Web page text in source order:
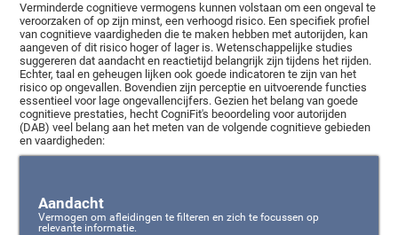
Verminderde cognitieve vermogens kunnen volstaan om een ongeval te
veroorzaken of op zijn minst, een verhoogd risico. Een specifiek profiel
van cognitieve vaardigheden die te maken hebben met autorijden, kan
aangeven of dit risico hoger of lager is. Wetenschappelijke studies
suggereren dat aandacht en reactietijd belangrijk zijn tijdens het rijden.
Echter, taal en geheugen lijken ook goede indicatoren te zijn van het
risico op ongevallen. Bovendien zijn perceptie en uitvoerende functies
essentieel voor lage ongevallencijfers. Gezien het belang van goede
cognitieve prestaties, hecht CogniFit's beoordeling voor autorijden
(DAB) veel belang aan het meten van de volgende cognitieve gebieden
en vaardigheden:
Aandacht
Vermogen om afleidingen te filteren en zich te focussen op
relevante informatie.